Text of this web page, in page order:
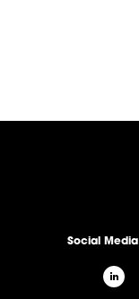
Social Media